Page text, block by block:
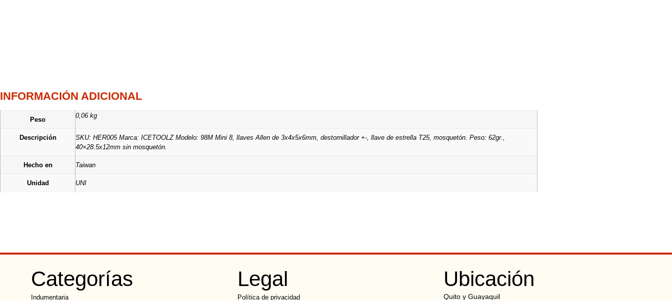
INFORMACIÓN ADICIONAL
Peso
0,06 kg
Descripción
SKU: HER005 Marca: ICETOOLZ Modelo: 98M Mini 8, llaves Allen de 3x4x5x6mm, destornillador +-, llave de estrella T25, mosquetón. Peso: 62gr.,
40×28.5x12mm sin mosquetón.
Hecho en Taiwan
Unidad UNI
Categorías
Indumentaria
Legal
Política de privacidad
Ubicación
Quito y Guayaquil